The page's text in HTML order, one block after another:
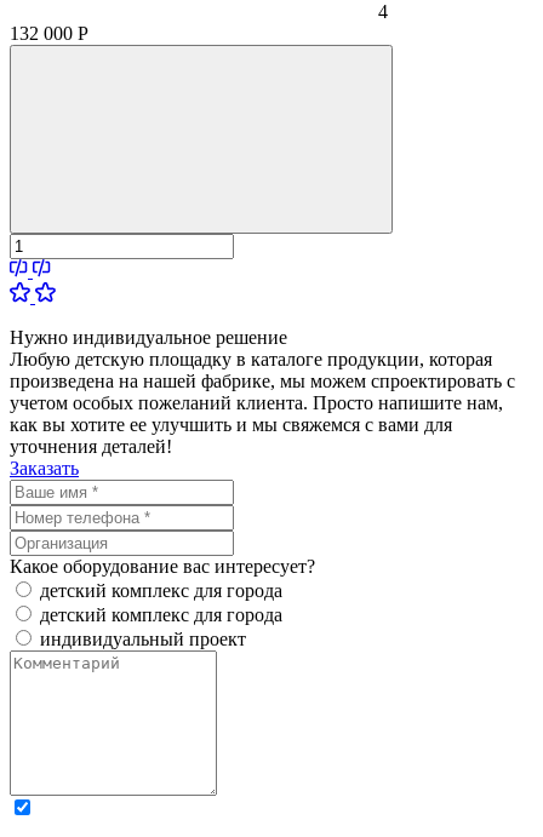
4
132 000 Р
Нужно индивидуальное решение
Любую детскую площадку в каталоге продукции, которая
произведена на нашей фабрике, мы можем спроектировать с
учетом особых пожеланий клиента. Просто напишите нам,
как вы хотите ее улучшить и мы свяжемся с вами для
уточнения деталей!
Заказать
Какое оборудование вас интересует?
детский комплекс для города
детский комплекс для города
индивидуальный проект